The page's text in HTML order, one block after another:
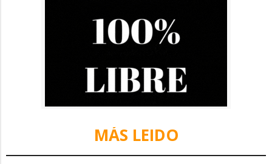
MÁS LEIDO